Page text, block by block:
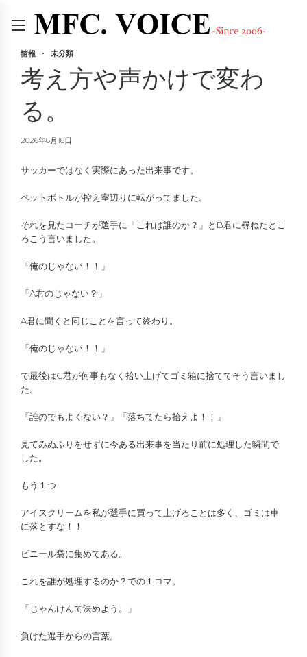
情報 未分類
考え方や声かけで変わ
る。
2026年6月18日
サッカーではなく実際にあった出来事です。
ペットボトルが控え室辺りに転がってました。
それを見たコーチが選手に「これは誰のか？」とB君に尋ねたとこ
ろこう言いました。
「俺のじゃない！！」
「A君のじゃない？」
A君に聞くと同じことを言って終わり。
「俺のじゃない！！」
で最後はC君が何事もなく拾い上げてゴミ箱に捨ててそう言いまし
た。
「誰のでもよくない？」「落ちてたら拾えよ！！」
見てみぬふりをせずに今ある出来事を当たり前に処理した瞬間で
した。
もう１つ
アイスクリームを私が選手に買って上げることは多く、ゴミは車
に落とすな！！
ビニール袋に集めてある。
これを誰が処理するのか？での１コマ。
「じゃんけんで決めよう。」
負けた選手からの言葉。